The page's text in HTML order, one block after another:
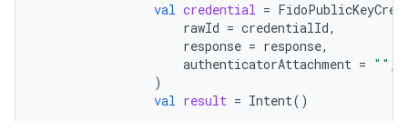
val credential =
rawId = credentialId,
response = response,
authenticatorAttachment = "" ,
)
val result = Intent()